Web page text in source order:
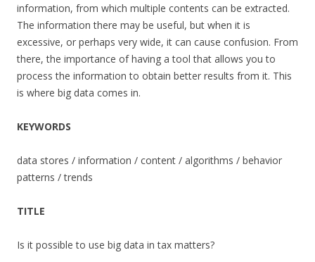
information, from which multiple contents can be extracted.
The information there may be useful, but when it is
excessive, or perhaps very wide, it can cause confusion. From
there, the importance of having a tool that allows you to
process the information to obtain better results from it. This
is where big data comes in.
KEYWORDS
data stores / information / content / algorithms / behavior
patterns / trends
TITLE
Is it possible to use big data in tax matters?